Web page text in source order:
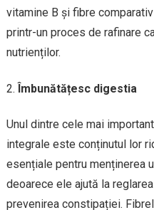
vitamine B și fibre
printr-un proces de rafinare
nutrienților.
Îmbunătățesc digestia
Unul dintre cele mai
integrale este conținutul lor
esențiale pentru menținerea
deoarece ele ajută la
prevenirea constipației.